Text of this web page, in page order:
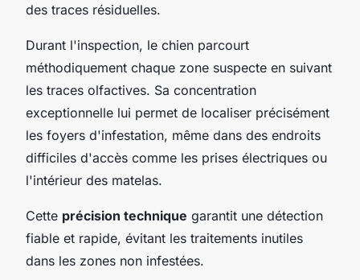
des traces résiduelles.
Durant l'inspection, le chien parcourt
méthodiquement chaque zone suspecte en suivant
les traces olfactives. Sa concentration
exceptionnelle lui permet de localiser précisément
les foyers d'infestation, même dans des endroits
difficiles d'accès comme les prises électriques ou
l'intérieur des matelas.
Cette précision technique garantit une détection
fiable et rapide, évitant les traitements inutiles
dans les zones non infestées.